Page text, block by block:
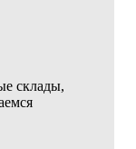
склады,